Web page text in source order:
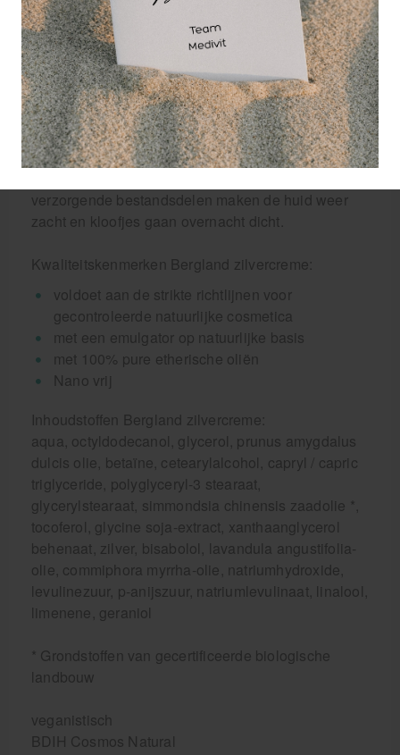
Herpes, Psoriasis, Voetschimmel,
Brandwonden, etc
Toepassing Bergland zilvercreme:
Breng aan op de gereinigde huid en masseer
zachtjes in. Het effectieve depot-effect zorgt ervoor
dat zilverionen gedurende de dag worden
vrijgegeven. Heb je uitgedroogde handen? Smeer
verzorgende bestandsdelen maken de huid weer
zacht en kloofjes gaan overnacht dicht.
Kwaliteitskenmerken Bergland zilvercreme:
voldoet aan de strikte richtlijnen voor
gecontroleerde natuurlijke cosmetica
met een emulgator op natuurlijke basis
met 100% pure etherische oliën
Nano vrij
Inhoudstoffen Bergland zilvercreme:
aqua, octyldodecanol, glycerol, prunus amygdalus
dulcis olie, betaïne, cetearylalcohol, capryl / capric
triglyceride, polyglyceryl-3 stearaat,
glycerylstearaat, simmondsia chinensis zaadolie *,
tocoferol, glycine soja-extract, xanthaanglycerol
behenaat, zilver, bisabolol, lavandula angustifolia-
olie, commiphora myrrha-olie, natriumhydroxide,
levulinezuur, p-anijszuur, natriumlevulinaat, linalool,
limenene, geraniol
* Grondstoffen van gecertificeerde biologische
landbouw
veganistisch
BDIH Cosmos Natural